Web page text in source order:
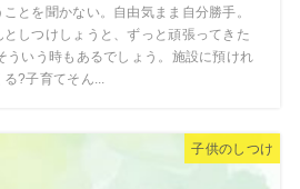
とを聞かない。自由気まま自分勝手。
しつけしょうと、ずっと頑張ってきた
ういう時もあるでしょう。施設に預けれ
?子育てそん...
子供のしつけ